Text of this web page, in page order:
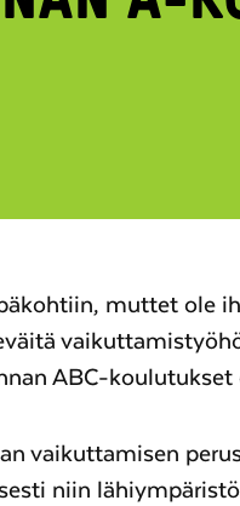
muttet ole
ABC-koulutukset
vaikuttamisen
niin